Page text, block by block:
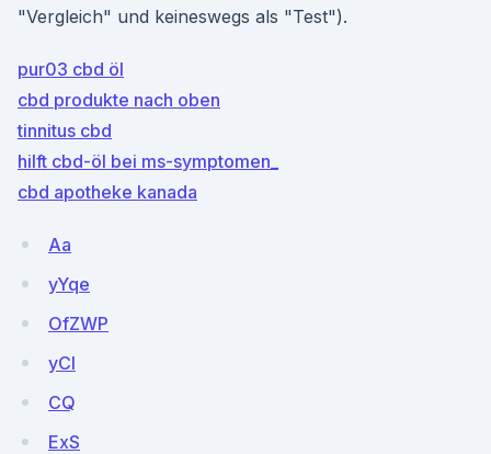
"Vergleich" und keineswegs als "Test").
pur03 cbd öl
cbd produkte nach oben
tinnitus cbd
hilft cbd-öl bei ms-symptomen_
cbd apotheke kanada
Aa
yYqe
OfZWP
yCI
CQ
ExS